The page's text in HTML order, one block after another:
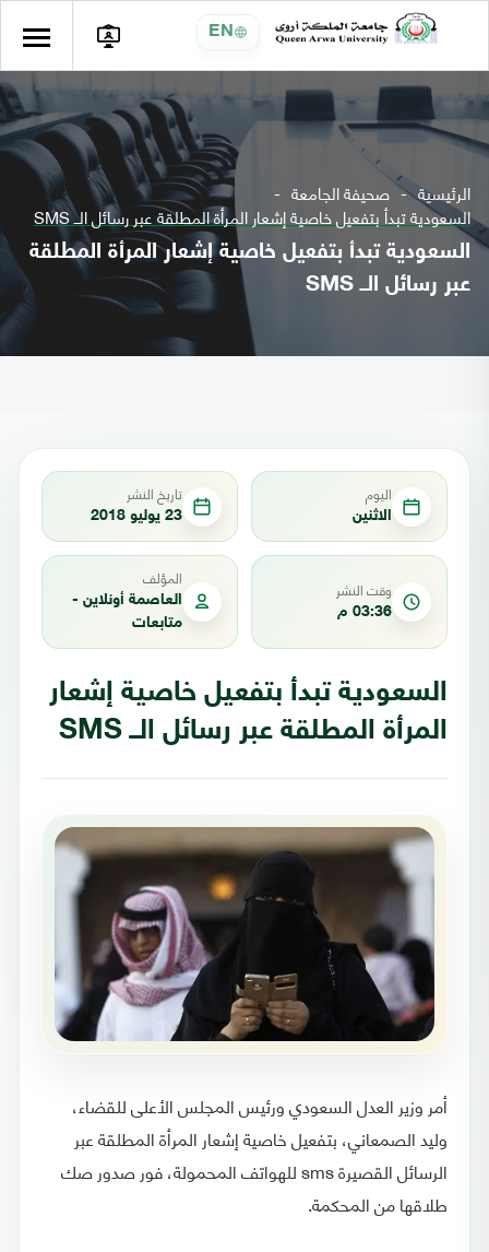
EN
الرئيسية صحيفة الجامعة
السعودية تبدأ بتفعيل خاصية إشعار المرأة المطلقة عبر رسائل الــ SMS
السعودية تبدأ بتفعيل خاصية إشعار المرأة المطلقة
عبر رسائل الــ SMS
اليوم
الاثنين
تاريخ النشر
23 يوليو 2018
وقت النشر
03:36 م
المؤلف
العاصمة أونلاين -
متابعات
السعودية تبدأ بتفعيل خاصية إشعار
المرأة المطلقة عبر رسائل الــ SMS
أمر وزير العدل السعودي ورئيس المجلس الأعلى للقضاء،
وليد الصمعاني، بتفعيل خاصية إشعار المرأة المطلقة عبر
الرسائل القصيرة sms للهواتف المحمولة، فور صدور صك
طلاقها من المحكمة.